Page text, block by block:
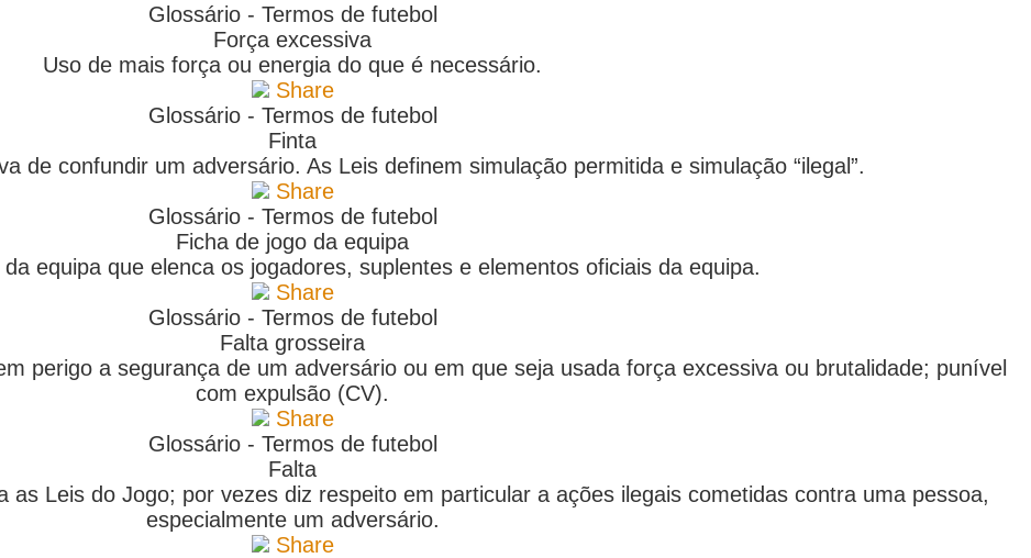
Glossário - Termos de futebol
Força excessiva
Uso de mais força ou energia do que é necessário.
Share
Glossário - Termos de futebol
Finta
de confundir um adversário. As Leis definem simulação permitida e simulação “ilegal”.
Share
Glossário - Termos de futebol
Ficha de jogo da equipa
equipa que elenca os jogadores, suplentes e elementos oficiais da equipa.
Share
Glossário - Termos de futebol
Falta grosseira
perigo a segurança de um adversário ou em que seja usada força excessiva ou brutalidade; punível
com expulsão (CV).
Share
Glossário - Termos de futebol
Falta
as Leis do Jogo; por vezes diz respeito em particular a ações ilegais cometidas contra uma pessoa,
especialmente um adversário.
Share